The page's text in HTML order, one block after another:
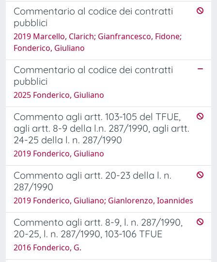
Commentario al codice dei contratti
pubblici
2019 Marcello, Clarich; Gianfrancesco, Fidone;
Fonderico, Giuliano
Commentario al codice dei contratti
pubblici
2025 Fonderico, Giuliano
Commento agli artt. 103-105 del TFUE,
agli artt. 8-9 della l.n. 287/1990, agli artt.
24-25 della l. n. 287/1990
2019 Fonderico, Giuliano
Commento agli artt. 20-23 della l. n.
287/1990
2019 Fonderico, Giuliano; Gianlorenzo, Ioannides
Commento agli artt. 8-9, l. n. 287/1990,
20-25, l. n. 287/1990, 103-106 TFUE
2016 Fonderico, G.